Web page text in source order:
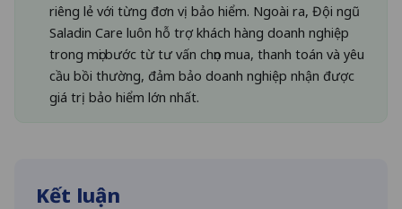
riêng lẻ với từng đơn vị bảo hiểm. Ngoài ra, Đội ngũ
Saladin Care luôn hỗ trợ khách hàng doanh nghiệp
trong mọi bước từ tư vấn chọn mua, thanh toán và yêu
cầu bồi thường, đảm bảo doanh nghiệp nhận được
giá trị bảo hiểm lớn nhất.
Kết luận